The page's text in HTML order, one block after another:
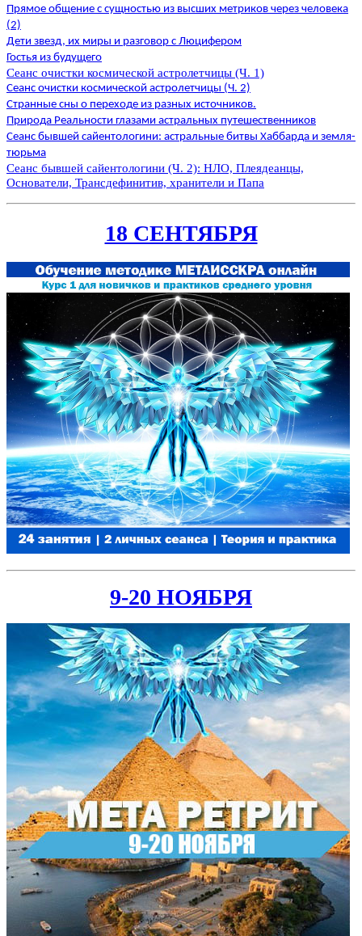
Прямое общение с сущностью из высших метриков через человека
(2)
Дети звезд, их миры и разговор с Люцифером
Гостья из будущего
Сеанс очистки космической астролетчицы (Ч. 1)
Сеанс очистки космической астролетчицы (Ч. 2)
Странные сны о переходе из разных источников.
Природа Реальности глазами астральных путешественников
Сеанс бывшей сайентологини: астральные битвы Хаббарда и земля-
тюрьма
Сеанс бывшей сайентологини (Ч. 2): НЛО, Плеядеанцы,
Основатели, Трансдефинитив, хранители и Папа
18 СЕНТЯБРЯ
9-20 НОЯБРЯ